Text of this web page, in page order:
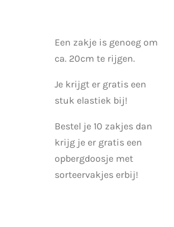
Een zakje is genoeg om
ca. 20cm te rijgen.
Je krijgt er gratis een
stuk elastiek bij!
Bestel je 10 zakjes dan
krijg je er gratis een
opbergdoosje met
sorteervakjes erbij!